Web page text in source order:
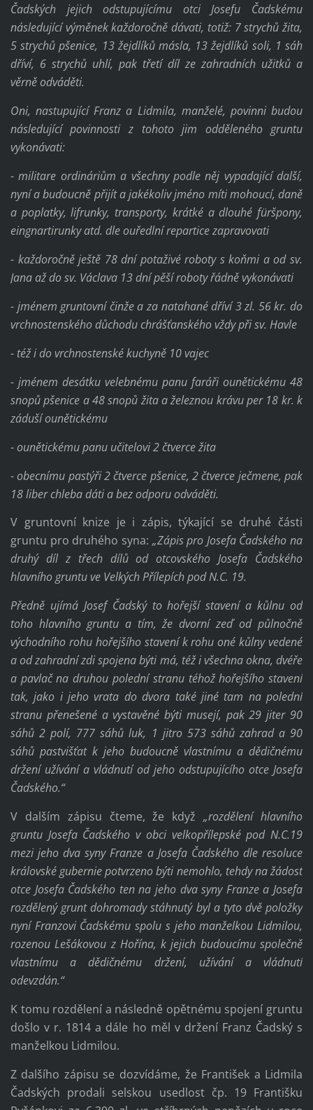
Čadských jejich odstupujícímu otci Josefu Čadskému
následující výměnek každoročně dávati, totiž: 7 strychů žita,
5 strychů pšenice, 13 žejdlíků másla, 13 žejdlíků soli, 1 sáh
dříví, 6 strychů uhlí, pak třetí díl ze zahradních užitků a
věrně odváděti.
Oni, nastupující Franz a Lidmila, manželé, povinni budou
následující povinnosti z tohoto jim odděleného gruntu
vykonávati:
- militare ordináriům a všechny podle něj vypadající další,
nyní a budoucně přijít a jakékoliv jméno míti mohoucí, daně
a poplatky, lifrunky, transporty, krátké a dlouhé füršpony,
eingnartirunky atd. dle ouředlní repartice zapravovati
- každoročně ještě 78 dní potaživé roboty s koňmi a od sv.
Jana až do sv. Václava 13 dní pěší roboty řádně vykonávati
- jménem gruntovní činže a za natahané dříví 3 zl. 56 kr. do
vrchnostenského důchodu chrášťanského vždy při sv. Havle
- též i do vrchnostenské kuchyně 10 vajec
- jménem desátku velebnému panu faráři ounětickému 48
snopů pšenice a 48 snopů žita a železnou krávu per 18 kr. k
záduší ounětickému
- ounětickému panu učitelovi 2 čtverce žita
- obecnímu pastýři 2 čtverce pšenice, 2 čtverce ječmene, pak
18 liber chleba dáti a bez odporu odváděti.
V gruntovní knize je i zápis, týkající se druhé části
gruntu pro druhého syna: „Zápis pro Josefa Čadského na
druhý díl z třech dílů od otcovského Josefa Čadského
hlavního gruntu ve Velkých Přílepích pod N.C. 19.
Předně ujímá Josef Čadský to hořejší stavení a kůlnu od
toho hlavního gruntu a tím, že dvorní zeď od půlnočně
východního rohu hořejšího stavení k rohu oné kůlny vedené
a od zahradní zdi spojena býti má, též i všechna okna, dvéře
a pavlač na druhou polední stranu téhož hořejšího stavení
tak, jako i jeho vrata do dvora také jiné tam na polední
stranu přenešené a vystavěné býti musejí, pak 29 jiter 90
sáhů 2 polí, 777 sáhů luk, 1 jitro 573 sáhů zahrad a 90
sáhů pastvišťat k jeho budoucně vlastnímu a dědičnému
držení užívání a vládnutí od jeho odstupujícího otce Josefa
Čadského.“
V dalším zápisu čteme, že když„rozdělení hlavního
gruntu Josefa Čadského v obci velkopřílepské pod N.C.19
mezi jeho dva syny Franze a Josefa Čadského dle resoluce
královské gubernie potvrzeno býti nemohlo, tehdy na žádost
otce Josefa Čadského ten na jeho dva syny Franze a Josefa
rozdělený grunt dohromady stáhnutý byl a tyto dvě položky
nyní Franzovi Čadskému spolu s jeho manželkou Lidmilou,
rozenou Lešákovou z Hořína, k jejich budoucímu společně
vlastnímu a dědičnému držení, užívání a vládnutí
odevzdán.“
K tomu rozdělení a následně opětnému spojení gruntu
došlo v r. 1814 a dále ho měl v držení Franz Čadský s
manželkou Lidmilou.
Z dalšího zápisu se dozvídáme, že František a Lidmila
Čadských prodali selskou usedlost čp. 19 Františku